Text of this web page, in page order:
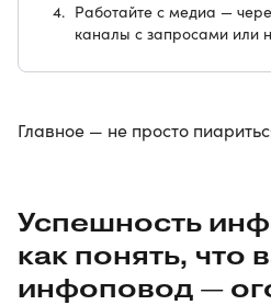
Работайте с медиа —
каналы с запросами или
Главное — не просто
Успешность
как понять, что
инфоповод —